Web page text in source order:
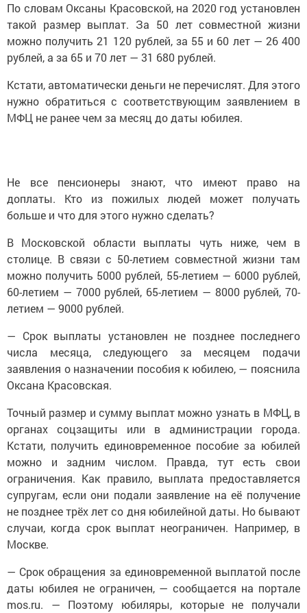
По словам Оксаны Красовской, на 2020 год установлен
такой размер выплат. За 50 лет совместной жизни
можно получить 21 120 рублей, за 55 и 60 лет — 26 400
рублей, а за 65 и 70 лет — 31 680 рублей.
Кстати, автоматически деньги не перечислят. Для этого
нужно обратиться с соответствующим заявлением в
МФЦ не ранее чем за месяц до даты юбилея.
Не все пенсионеры знают, что имеют право на
доплаты. Кто из пожилых людей может получать
больше и что для этого нужно сделать?
В Московской области выплаты чуть ниже, чем в
столице. В связи с 50-летием совместной жизни там
можно получить 5000 рублей, 55-летием — 6000 рублей,
60-летием — 7000 рублей, 65-летием — 8000 рублей, 70-
летием — 9000 рублей.
— Срок выплаты установлен не позднее последнего
числа месяца, следующего за месяцем подачи
заявления о назначении пособия к юбилею, — пояснила
Оксана Красовская.
Точный размер и сумму выплат можно узнать в МФЦ, в
органах соцзащиты или в администрации города.
Кстати, получить единовременное пособие за юбилей
можно и задним числом. Правда, тут есть свои
ограничения. Как правило, выплата предоставляется
супругам, если они подали заявление на её получение
не позднее трёх лет со дня юбилейной даты. Но бывают
случаи, когда срок выплат неограничен. Например, в
Москве.
— Срок обращения за единовременной выплатой после
даты юбилея не ограничен, — сообщается на портале
mos.ru. — Поэтому юбиляры, которые не получали